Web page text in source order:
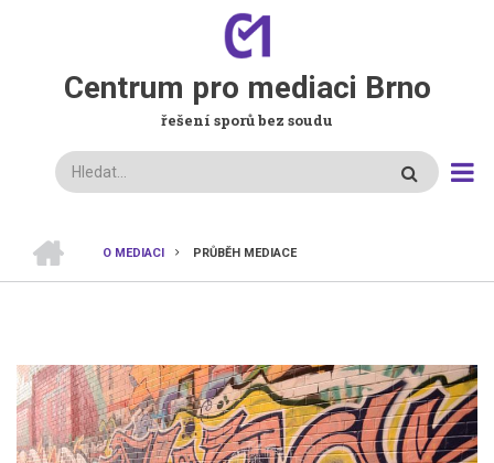
Centrum pro mediaci Brno
řešení sporů bez soudu
Hledat
DROBEČKOVÁ
O MEDIACI
PRŮBĚH MEDIACE